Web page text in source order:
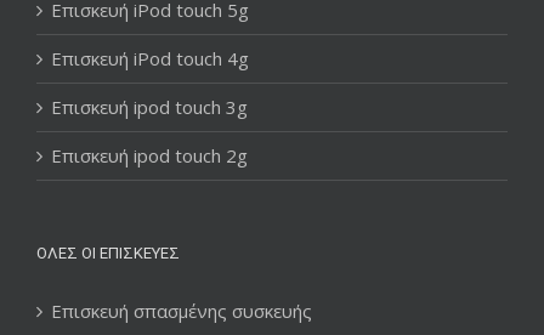
Επισκευή iPod touch 5g
Επισκευή iPod touch 4g
Επισκευή ipod touch 3g
Επισκευή ipod touch 2g
ΌΛΕΣ ΟΙ ΕΠΙΣΚΕΥΈΣ
Επισκευή σπασμένης συσκευής